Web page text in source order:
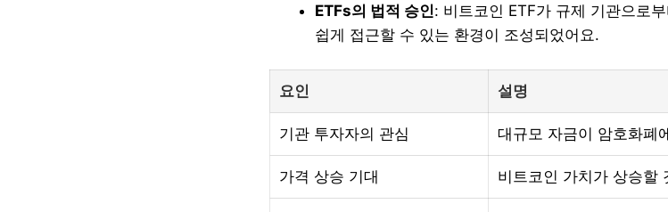
ETFs의 법적 승인: 비트코인 ETF가 규제 기관으로
쉽게 접근할 수 있는 환경이 조성되었어요.
요인 설명
기관 투자자의 관심 대규모 자금이 암호화폐
가격 상승 기대 비트코인 가치가 상승할